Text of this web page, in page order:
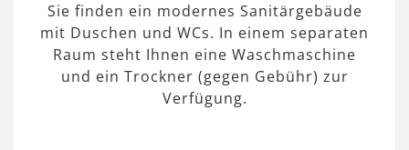
Sie finden ein modernes Sanitärgebäude
mit Duschen und WCs. In einem separaten
Raum steht Ihnen eine Waschmaschine
und ein Trockner (gegen Gebühr) zur
Verfügung.